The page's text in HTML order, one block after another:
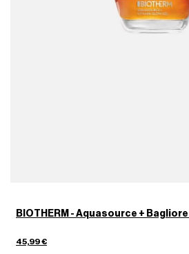
BIOTHERM - Aquasource +
45,99 €